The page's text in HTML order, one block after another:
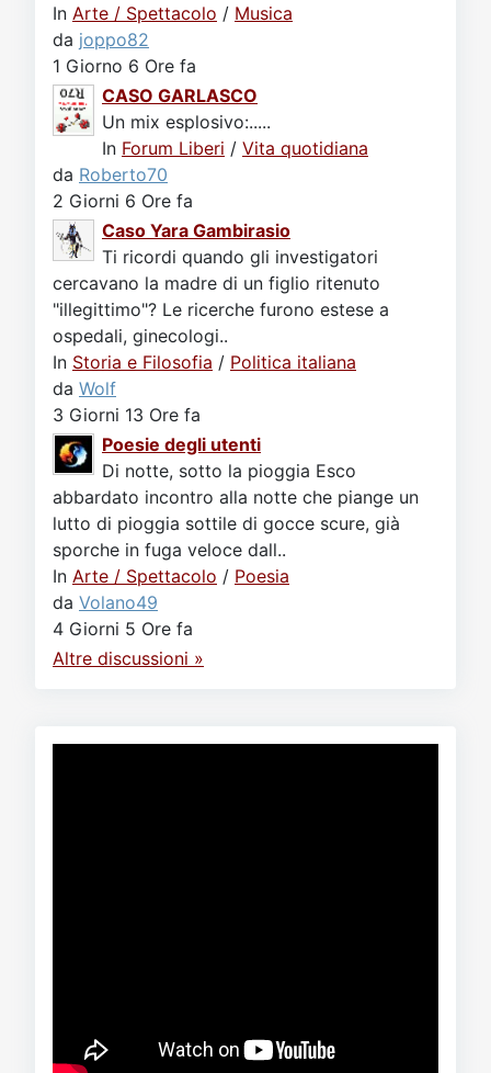
In Arte / Spettacolo / Musica
da joppo82
1 Giorno 6 Ore fa
CASO GARLASCO
Un mix esplosivo:.....
In Forum Liberi / Vita quotidiana
da Roberto70
2 Giorni 6 Ore fa
Caso Yara Gambirasio
Ti ricordi quando gli investigatori
cercavano la madre di un figlio ritenuto
"illegittimo"? Le ricerche furono estese a
ospedali, ginecologi..
In Storia e Filosofia / Politica italiana
da Wolf
3 Giorni 13 Ore fa
Poesie degli utenti
Di notte, sotto la pioggia Esco
abbardato incontro alla notte che piange un
lutto di pioggia sottile di gocce scure, già
sporche in fuga veloce dall..
In Arte / Spettacolo / Poesia
da Volano49
4 Giorni 5 Ore fa
Altre discussioni »